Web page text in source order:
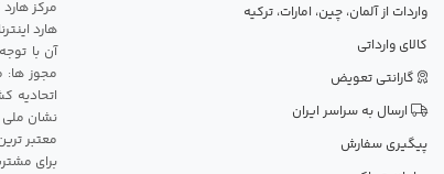
واردات از آلمان، چین، امارات، ترکیه
کالای وارداتی
گارانتی تعویض
ارسال به سراسر ایران
پیگیری سفارش
هارد
آن با
مجوز ها:
اتحادیه
نشان ملی
معتبر
برای